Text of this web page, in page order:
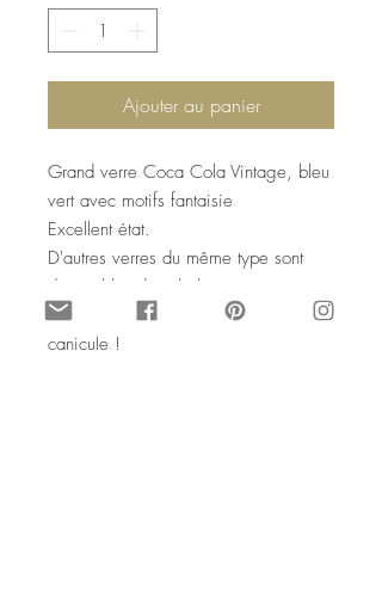
Ajouter au panier
Grand verre Coca Cola Vintage, bleu
vert avec motifs fantaisie
Excellent état.
D'autres verres du même type sont
disponibles dans la boutique,
pour se rafraîchir par temps de
canicule !